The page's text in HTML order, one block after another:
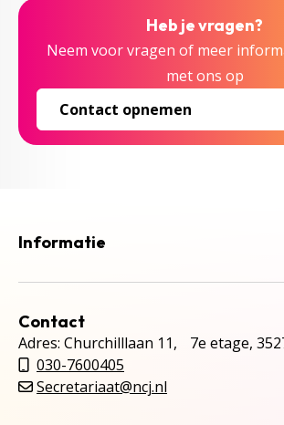
Heb je vragen?
Neem voor vragen of meer
met ons op
Contact opnemen
Informatie
Contact
Adres: Churchilllaan 11, 7e etage,
030-7600405
Secretariaat@ncj.nl